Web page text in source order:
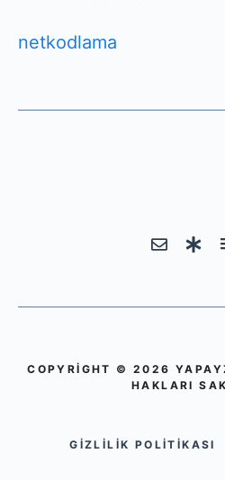
netkodlama
COPYRIGHT © 2026
HAKLARI
GIZLILIK POLITIKASI